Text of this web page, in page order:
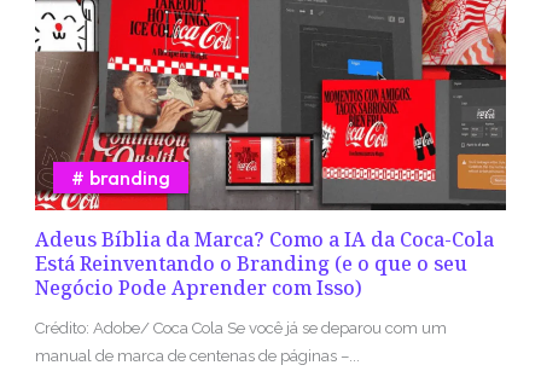
Adeus Bíblia da Marca? Como a IA da Coca-Cola
Está Reinventando o Branding (e o que o seu
Negócio Pode Aprender com Isso)
branding
Crédito: Adobe/ Coca Cola Se você já se deparou com um
manual de marca de centenas de páginas –...